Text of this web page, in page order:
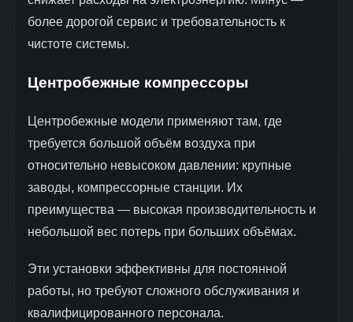
более дорогой сервис и требовательность к
чистоте системы.
Центробежные компрессоры
Центробежные модели применяют там, где
требуется большой объём воздуха при
относительно невысоком давлении: крупные
заводы, компрессорные станции. Их
преимущества — высокая производительность и
небольшой вес потерь при больших объёмах.
Эти установки эффективны для постоянной
работы, но требуют сложного обслуживания и
квалифицированного персонала.